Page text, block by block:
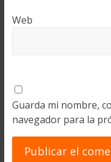
Web
Guarda mi nombre,
navegador para la